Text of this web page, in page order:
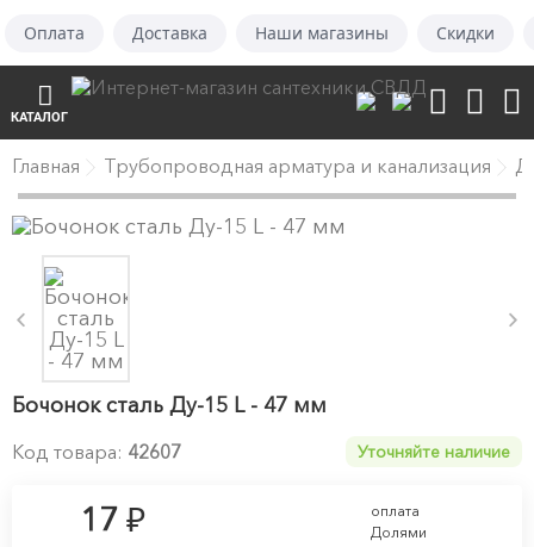
Оплата Доставка Наши магазины Скидки
КАТАЛОГ
Главная Трубопроводная арматура и канализация
Бочонок сталь Ду-15 L - 47 мм
Код товара: 42607 Уточняйте наличие
17₽
оплата
Долями